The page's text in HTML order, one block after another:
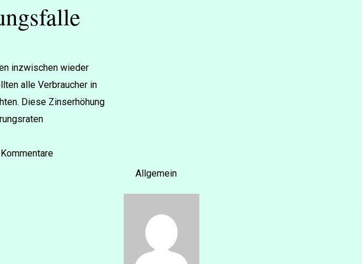
inzwischen wieder
alle Verbraucher in
Diese Zinserhöhung
Allgemein